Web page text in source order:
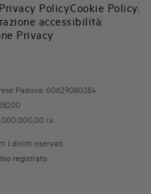
Privacy PolicyCookie Policy
accessibilità
Privacy
Padova: 00629080284
i.v.
i diritti riservati.
registrato.